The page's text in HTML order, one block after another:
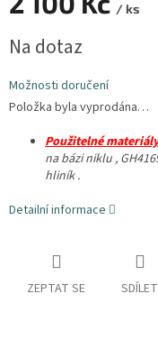
/ ks
cena:
Na dotaz
Možnosti doručení
Položka byla vyprodána…
Použitelné
na bázi niklu ,
hliník .
Detailní informace
ZEPTAT SE SDÍLET